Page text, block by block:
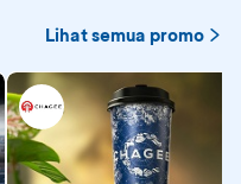
Lihat semua promo